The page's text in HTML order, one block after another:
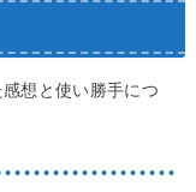
想と使い勝手につ